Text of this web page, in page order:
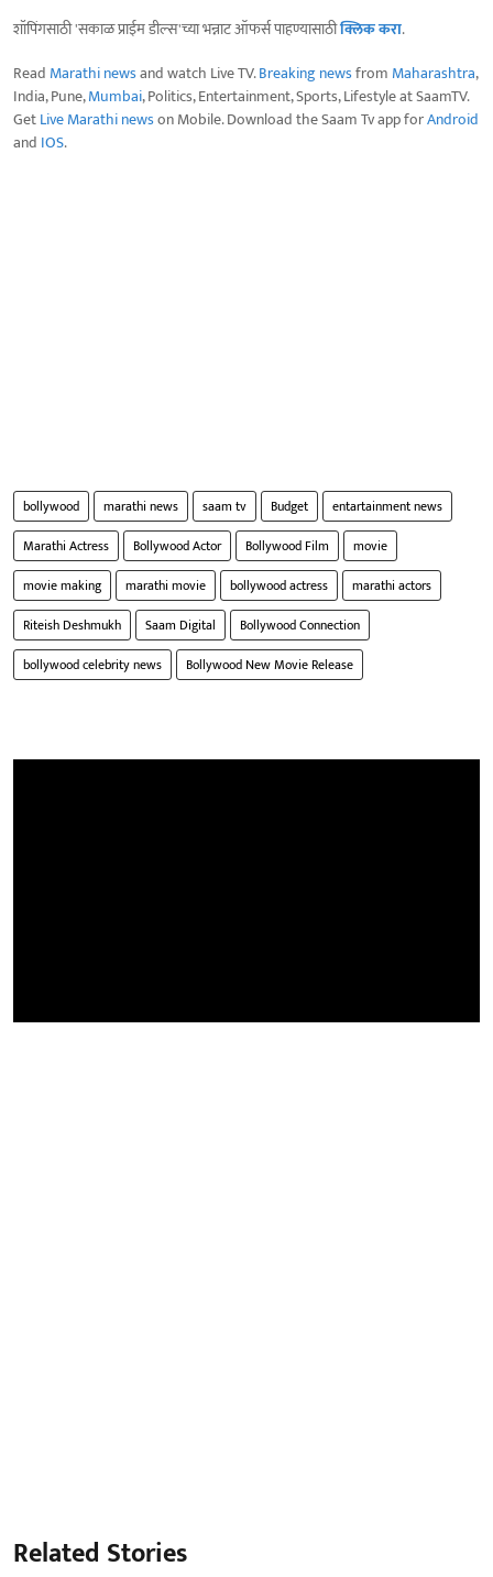
शॉपिंगसाठी 'सकाळ प्राईम डील्स'च्या भन्नाट ऑफर्स पाहण्यासाठीक्लिक करा.
Read Marathi newsand watch Live TV.Breaking newsfrom Maharashtra,
India, Pune,Mumbai, Politics, Entertainment, Sports, Lifestyle at SaamTV.
GetLive Marathi newson Mobile. Download the Saam Tv app forAndroid
and IOS.
bollywood marathi news saam tv Budget
entartainment news
Marathi Actress
Bollywood Actor Bollywood Film
movie
movie making
marathi movie bollywood actress
marathi actors
Riteish Deshmukh
Saam Digital
Bollywood Connection
bollywood celebrity news
Bollywood New Movie Release
Related Stories